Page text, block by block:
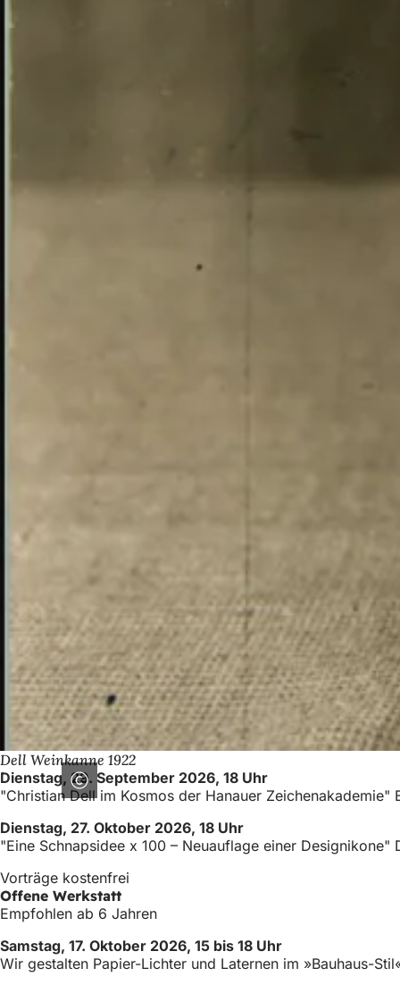
Dell Weinkanne 1922
Dienstag, 29. September 2026, 18 Uhr
"Christian Dell im Kosmos der Hanauer
Dienstag, 27. Oktober 2026, 18 Uhr
"Eine Schnapsidee x 100 – Neuauflage einer
Vorträge kostenfrei
Offene Werkstatt
Empfohlen ab 6 Jahren
Samstag, 17. Oktober 2026, 15 bis 18 Uhr
Wir gestalten Papier-Lichter und Laternen im »Bauhaus-